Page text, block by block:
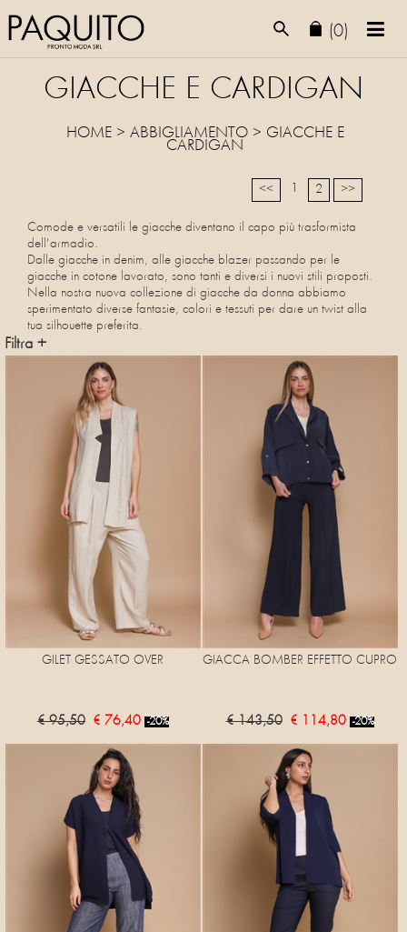
(0)
GIACCHE E CARDIGAN
HOME> ABBIGLIAMENTO> GIACCHE E
CARDIGAN
<< 2 >>
Comode e versatili le giacche diventano il capo più trasformista
dell'armadio.
Dalle giacche in denim, alle giacche blazer passando per le
giacche in cotone lavorato, sono tanti e diversi i nuovi stili proposti.
Nella nostra nuova collezione di giacche da donna abbiamo
sperimentato diverse fantasie, colori e tessuti per dare un twist alla
tua silhouette preferita.
Filtra +
GILET GESSATO OVER
€ 95,50 € 76,40 -20%
GIACCA BOMBER EFFETTO CUPRO
€ 143,50 € 114,80 -20%